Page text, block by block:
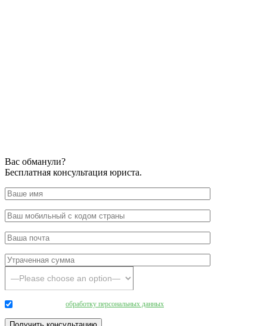
Вас обманули?
Бесплатная консультация юриста.
обработку персональных данных